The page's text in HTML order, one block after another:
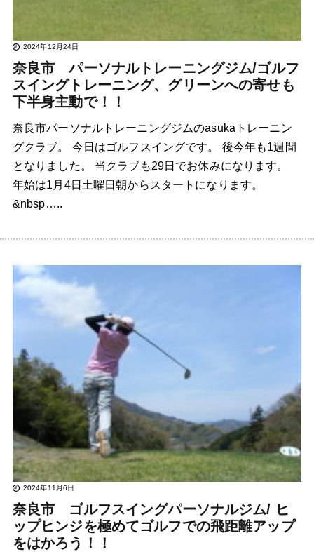
2024年12月24日
奈良市 パーソナルトレーニングジム/ゴルフ
スイングトレーニング、グリーンへの寄せも
下半身主動で！！
奈良市パーソナルトレーニングジムのasukaトレーニン
グクラブ。 今日はゴルフスイングです。 後今年も1週間
となりました。 当クラブも29日でお休みになります。
年始は1月4日土曜日朝からスタートになります。
&nbsp…..
2024年11月6日
奈良市 ゴルフスイングパーソナルジム/ ヒ
ップヒンジを極めてゴルフでの飛距離アップ
をはかろう！！